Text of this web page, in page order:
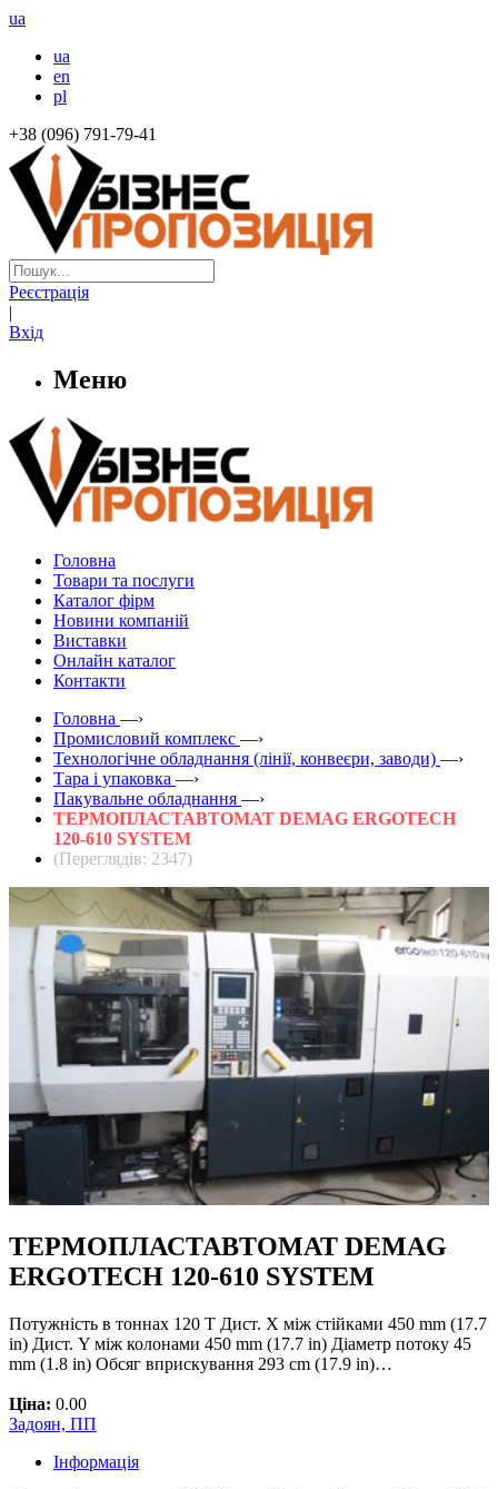
ua
ua
en
pl
+38 (096) 791-79-41
Реєстрація
|
Вхід
Меню
Головна
Товари та послуги
Каталог фірм
Новини компаній
Виставки
Онлайн каталог
Контакти
Головна —›
Промисловий комплекс —›
Технологічне обладнання (лінії, конвеєри, заводи) —›
Тара і упаковка —›
Пакувальне обладнання —›
ТЕРМОПЛАСТАВТОМАТ DEMAG ERGOTECH
120-610 SYSTEM
(Переглядів: 2347)
ТЕРМОПЛАСТАВТОМАТ DEMAG
ERGOTECH 120-610 SYSTEM
Потужність в тоннах 120 T Дист. X між стійками 450 mm (17.7
in) Дист. Y між колонами 450 mm (17.7 in) Діаметр потоку 45
mm (1.8 in) Обсяг вприскування 293 cm (17.9 in)…
Ціна: 0.00
Задоян, ПП
Інформація